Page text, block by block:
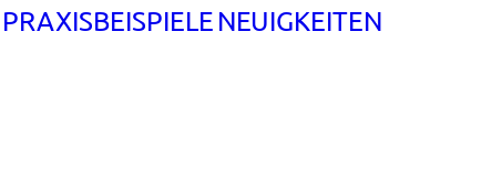
PRAXISBEISPIELE NEUIGKEITEN